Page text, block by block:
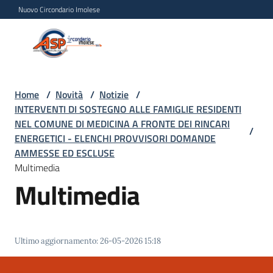
Vai al contenuto
Vai alla navigazione
Vai al footer
Nuovo Circondario Imolese
Persona
Circondario
Imolese
siamo
Progetti
Home / Novità / Notizie /
INTERVENTI DI SOSTEGNO ALLE FAMIGLIE RESIDENTI
NEL COMUNE DI MEDICINA A FRONTE DEI RINCARI
ENERGETICI - ELENCHI PROVVISORI DOMANDE
AMMESSE ED ESCLUSE
/
Multimedia
Multimedia
Ultimo aggiornamento:26-05-2026 15:18